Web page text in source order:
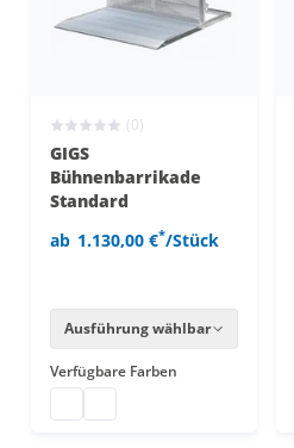
(0)
GIGS
Bühnenbarrikade
Standard
ab 1.130,00 €*/Stück
Ausführung wählbar
Verfügbare Farben